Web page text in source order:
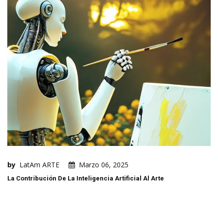
by LatAm ARTE Marzo 06, 2025
La Contribución De La Inteligencia Artificial Al Arte